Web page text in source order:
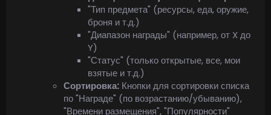
"Тип предмета" (ресурсы, еда, оружие,
броня и т.д.)
"Диапазон награды" (например, от X до
Y)
"Статус" (только открытые, все, мои
взятые и т.д.)
Сортировка: Кнопки для сортировки списка
по "Награде" (по возрастанию/убыванию),
"Времени размещения", "Популярности"